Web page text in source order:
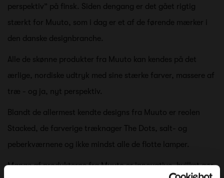
perspektiv” på finsk. Siden dengang er det gået rigtig
stærkt for Muuto, som i dag er et af de førende mærker i
den danske designbranche.
Alle de skønne produkter fra Muuto kan kendes på det
ærlige, nordiske udtryk med sine stærke farver, massere af
træ - og ja, nyt perspektiv.
Blandt de allermest kendte designs fra Muuto er reolen
Stacked, de farverige træknager The Dots, salt- og
peberkværnene og ikke mindst alle de flotte lamper.
Mange af produkterne fra Muuto er innovative, hvilket gør,